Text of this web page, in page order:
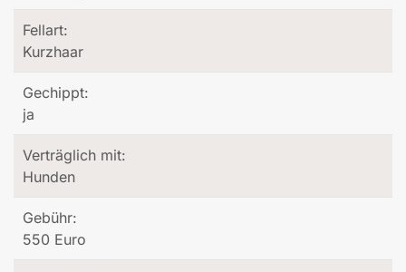
Fellart:
Kurzhaar
Gechippt:
ja
Verträglich mit:
Hunden
Gebühr:
550 Euro